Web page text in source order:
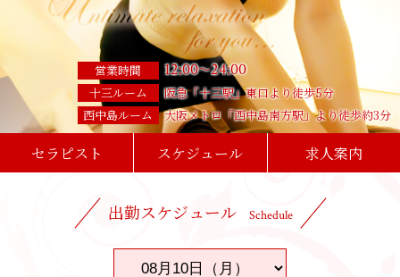
営業時間 12:00～24:00
十三ルーム
阪急「十三駅」東口より徒歩5分
西中島ルーム
大阪メトロ「西中島南方駅」より徒歩約3分
セラピスト スケジュール 求人案内
出勤スケジュール Schedule